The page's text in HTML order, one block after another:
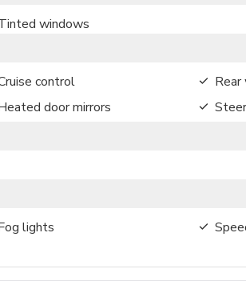
windows
control
door mirrors
lights